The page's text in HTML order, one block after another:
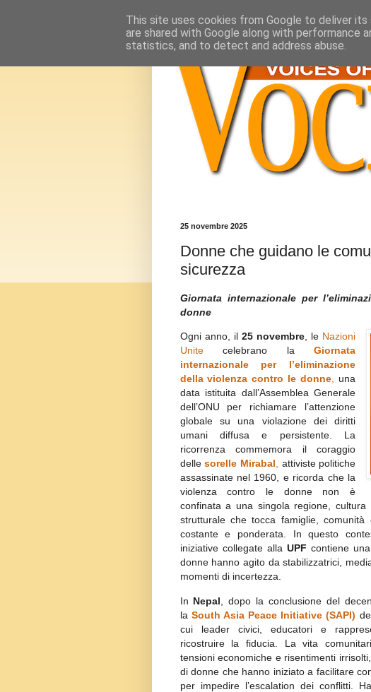
25 novembre 2025
Donne che guidano le
sicurezza
Giornata internazionale per
donne
Ogni anno, il 25 novembre, le Nazioni
Unitecelebrano la
Giornata
internazionale per l’eliminazione
della violenza contro le donne, una
data istituita dall’Assemblea Generale
dell’ONU per richiamare l’attenzione
globale su una violazione dei diritti
umani diffusa e persistente. La
ricorrenza commemora il coraggio
delle sorelle Mirabal, attiviste politiche
assassinate nel 1960, e ricorda che la
violenza contro le donne non è
confinata a una singola regione,
strutturale che tocca famiglie, comunità
costante e ponderata. In questo
iniziative collegate alla UPF contiene
donne hanno agito da stabilizzatrici,
momenti di incertezza.
In Nepal , dopo la conclusione del
la South Asia Peace Initiative (SAPI)
cui leader civici, educatori e
ricostruire la fiducia. La vita
tensioni economiche e risentimenti
di donne che hanno iniziato a facilitare
per impedire l’escalation dei conflitti.
This site uses cookies from Google to deliver
are shared with Google along with performance
statistics, and to detect and address abuse.